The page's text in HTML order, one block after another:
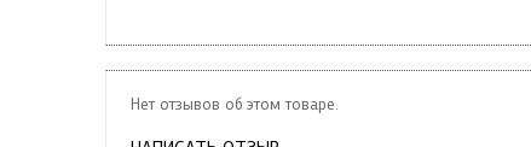
Нет отзывов об этом товаре.